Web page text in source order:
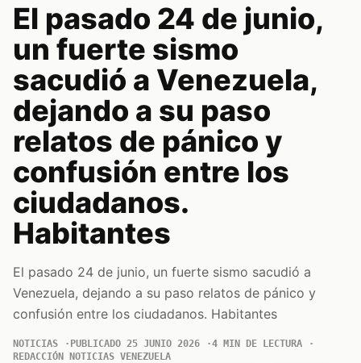
El pasado 24 de junio,
un fuerte sismo
sacudió a Venezuela,
dejando a su paso
relatos de pánico y
confusión entre los
ciudadanos.
Habitantes
El pasado 24 de junio, un fuerte sismo sacudió a
Venezuela, dejando a su paso relatos de pánico y
confusión entre los ciudadanos. Habitantes
NOTICIAS PUBLICADO 25 JUNIO 2026
4 MIN DE LECTURA
REDACCIÓN NOTICIAS VENEZUELA